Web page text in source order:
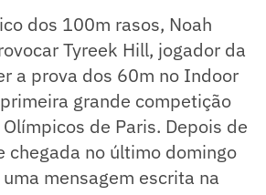
dos 100m rasos, Noah
Tyreek Hill, jogador da
a prova dos 60m no Indoor
grande competição
de Paris. Depois de
chegada no último domingo
mensagem escrita na